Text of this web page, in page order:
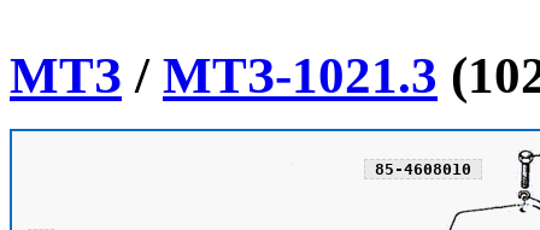
МТЗ / МТЗ-1021.3
85-4608010